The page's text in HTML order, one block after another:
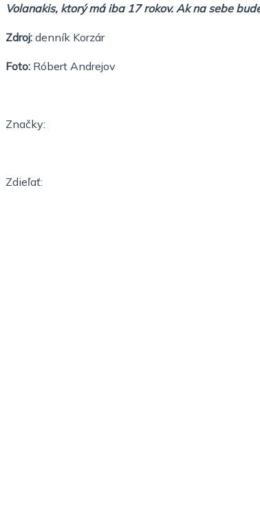
Volanakis, ktorý má iba 17 rokov. Ak na sebe
Zdroj: denník Korzár
Foto: Róbert Andrejov
Značky:
Zdieľať: